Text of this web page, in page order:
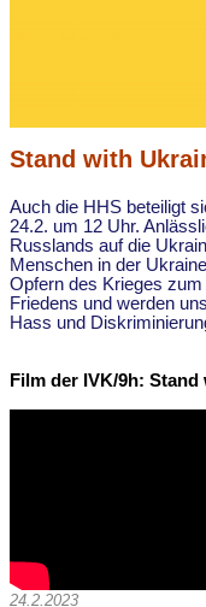
Stand with
Auch die HHS beteiligt
24.2. um 12 Uhr.
Russlands auf die
Menschen in der
Opfern des Krieges
Friedens und werden
Hass und
Film der IVK/9h:
24.2.2023